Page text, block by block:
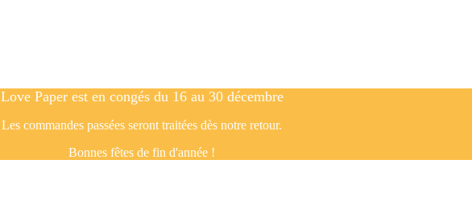
Love Paper est en congés du 16 au 30 décembre
Les commandes passées seront traitées dès notre retour.
Bonnes fêtes de fin d'année !